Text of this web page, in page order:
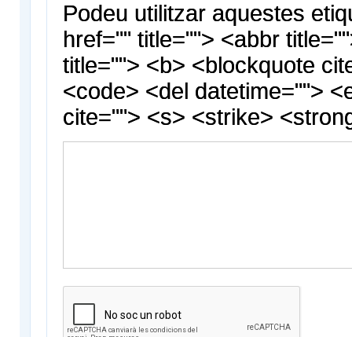
Podeu utilitzar aquestes
href="" title=""> <abbr
title=""> <b> <blockquote
<code> <del datetime="">
cite=""> <s> <strike>